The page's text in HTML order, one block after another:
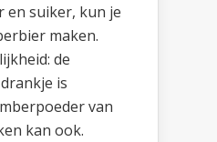
en suiker, kun je
maken.
de
is
van
kan ook.